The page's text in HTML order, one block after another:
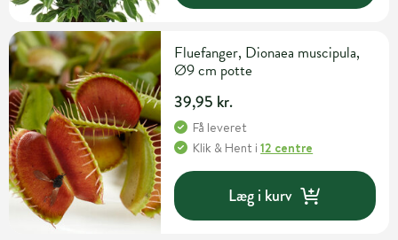
Fluefanger, Dionaea muscipula,
Ø9 cm potte
39,95 kr.
Få leveret
Klik & Hent i12 centre
Læg i kurv